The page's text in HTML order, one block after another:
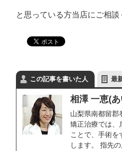
と思っている方当店にご相
この記事を書いた人 最
相澤 一恵(
山梨県南都留郡
矯正治療では、
ことで、手術
します。 指先